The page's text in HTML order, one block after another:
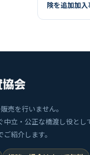
険を追加加入
売を行いません。
中立・公正な橋渡し役とし
紹介します。